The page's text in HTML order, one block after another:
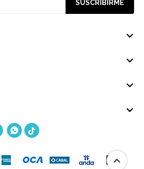
SUSCRIBIRME
